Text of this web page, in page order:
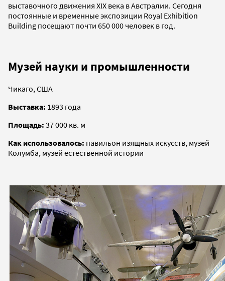
выставочного движения XIX века в Австралии. Сегодня
постоянные и временные экспозиции Royal Exhibition
Building посещают почти 650 000 человек в год.
Музей науки и промышленности
Чикаго, США
Выставка: 1893 года
Площадь: 37 000 кв. м
Как использовалось: павильон изящных искусств, музей
Колумба, музей естественной истории